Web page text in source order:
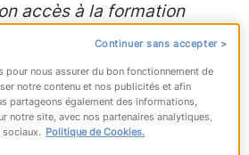
accès à la formation
et son insertion
en français ;
des règles de base de
raisonnement
Continuer sans accepter >
pour nous assurer du bon fonctionnement de
notre contenu et nos publicités et afin
partageons également des informations,
notre site, avec nos partenaires analytiques,
Politique de Cookies.